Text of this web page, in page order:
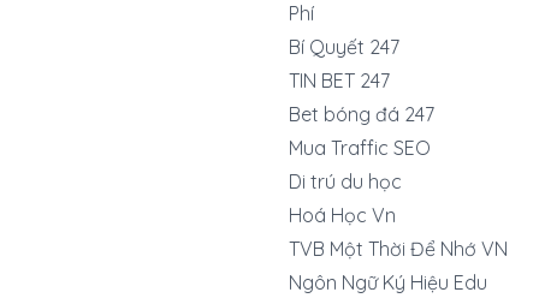
Phí
Bí Quyết 247
TIN BET 247
Bet bóng đá 247
Mua Traffic SEO
Di trú du học
Hoá Học Vn
TVB Một Thời Để Nhớ VN
Ngôn Ngữ Ký Hiệu Edu